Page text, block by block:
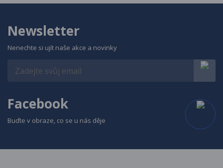
Newsletter
Nenechte si ujít naše akce a novinky
Facebook
Buďte v obraze, co se u nás děje